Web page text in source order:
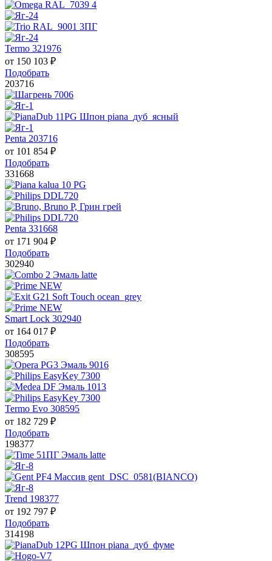
Termo 321976
от 150 103 ₽
Подобрать
203716
Penta 203716
от 101 854 ₽
Подобрать
331668
Penta 331668
от 171 904 ₽
Подобрать
302940
Smart Lock 302940
от 164 017 ₽
Подобрать
308595
Termo Evo 308595
от 182 729 ₽
Подобрать
198377
Trend 198377
от 192 797 ₽
Подобрать
314198